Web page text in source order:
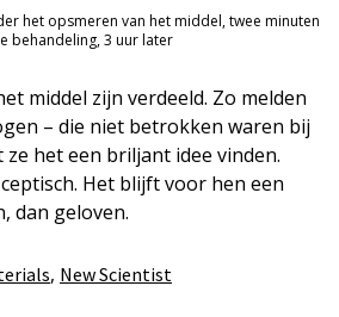
het opsmeren van het middel, twee minuten
behandeling, 3 uur later
middel zijn verdeeld. Zo melden
– die niet betrokken waren bij
het een briljant idee vinden.
Het blijft voor hen een
dan geloven.
, New Scientist